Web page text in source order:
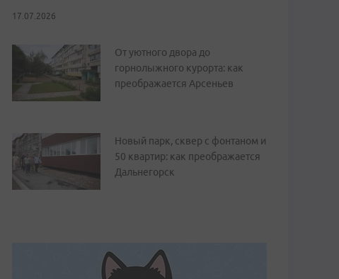
17.07.2026
От уютного двора до
горнолыжного курорта: как
преображается Арсеньев
Новый парк, сквер с фонтаном и
50 квартир: как преображается
Дальнегорск